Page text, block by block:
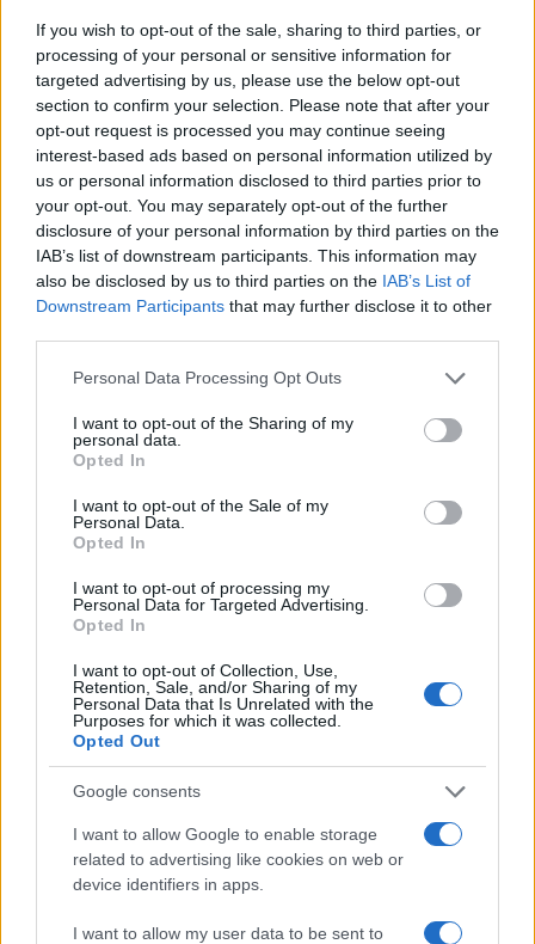
If you wish to opt-out of the sale, sharing to third parties, or
processing of your personal or sensitive information for
targeted advertising by us, please use the below opt-out
section to confirm your selection. Please note that after your
opt-out request is processed you may continue seeing
interest-based ads based on personal information utilized by
us or personal information disclosed to third parties prior to
your opt-out. You may separately opt-out of the further
disclosure of your personal information by third parties on the
IAB’s list of downstream participants. This information may
also be disclosed by us to third parties on the IAB’s List of
Downstream Participants that may further disclose it to other
Please note that this website/app uses one or more Google
not limited to your visit or usage behaviour. You may click to
grant or deny consent to Google and its third-party tags to
use your data for below specified purposes in below Google
consent section.
Personal Data Processing Opt Outs
I want to opt-out of the Sharing of my
personal data.
Opted In
I want to opt-out of the Sale of my
Personal Data.
Opted In
I want to opt-out of processing my
Personal Data for Targeted Advertising.
Opted In
I want to opt-out of Collection, Use,
Retention, Sale, and/or Sharing of my
Personal Data that Is Unrelated with the
Purposes for which it was collected.
Opted Out
Google consents
I want to allow Google to enable storage
related to advertising like cookies on web or
device identifiers in apps.
I want to allow my user data to be sent to
AUTORE
AiAdhubMedia
Continua a leggere